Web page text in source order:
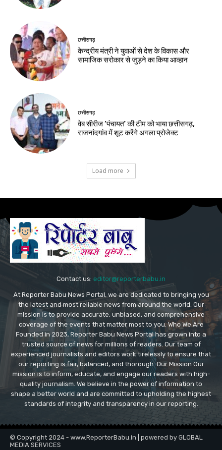
छत्तीसगढ़
केन्द्रीय मंत्री ने युवाओं से देश के विकास और
सामाजिक सरोकार से जुड़ने का किया आव्हान
छत्तीसगढ़
वेब सीरीज ‘पंचायत’ की टीम को भाया छत्तीसगढ़,
राजनांदगांव में शूट करेंगे अगला प्रोजेक्ट
Load more
Contact us: editor@reporterbabu.in
At Reporter Babu News Portal, we are dedicated to bringing you
the latest and most reliable news from around the world. Our
mission is to provide accurate, unbiased, and comprehensive
coverage of the events that matter most to you. Who We Are
Founded in 2023, Reporter Babu News Portal has grown into a
trusted source of news for millions of readers. Our team of
experienced journalists and editors work tirelessly to ensure that
our reporting is fair, balanced, and thorough. Our Mission Our
mission is to inform, educate, and engage our readers with high-
quality journalism. We believe in the power of information to
shape a better world and are committed to upholding the highest
standards of integrity and transparency in our reporting.
© Copyright 2024 - www.ReporterBabu.in | powered by GLOBAL
MEDIA SERVICES